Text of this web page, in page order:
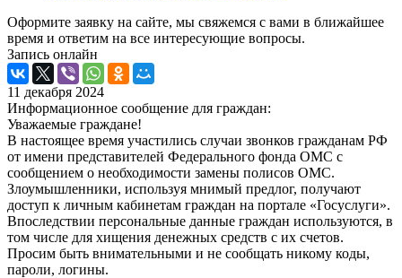
Оформите заявку на сайте, мы свяжемся с вами в ближайшее
время и ответим на все интересующие вопросы.
Запись онлайн
11 декабря 2024
Информационное сообщение для граждан:
Уважаемые граждане!
В настоящее время участились случаи звонков гражданам РФ
от имени представителей Федерального фонда ОМС с
сообщением о необходимости замены полисов ОМС.
Злоумышленники, используя мнимый предлог, получают
доступ к личным кабинетам граждан на портале «Госуслуги».
Впоследствии персональные данные граждан используются, в
том числе для хищения денежных средств с их счетов.
Просим быть внимательными и не сообщать никому коды,
пароли, логины.